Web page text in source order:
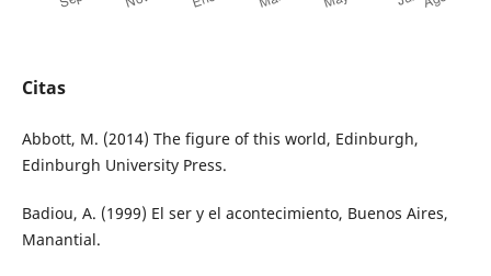
Citas
Abbott, M. (2014) The figure of this world, Edinburgh,
Edinburgh University Press.
Badiou, A. (1999) El ser y el acontecimiento, Buenos Aires,
Manantial.